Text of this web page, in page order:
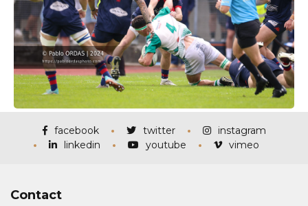
facebook twitter
instagram
linkedin
youtube vimeo
Contact